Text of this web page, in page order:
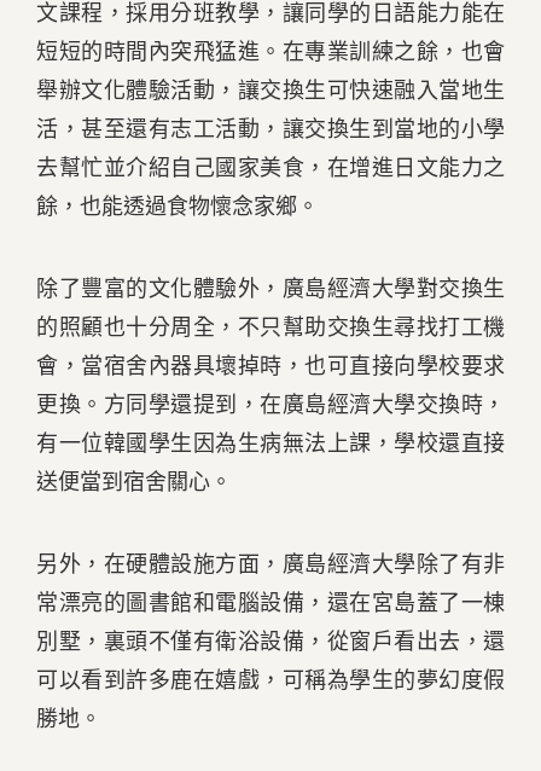
文課程，採用分班教學，讓同學的日語能力能在
短短的時間內突飛猛進。在專業訓練之餘，也會
舉辦文化體驗活動，讓交換生可快速融入當地生
活，甚至還有志工活動，讓交換生到當地的小學
去幫忙並介紹自己國家美食，在增進日文能力之
餘，也能透過食物懷念家鄉。
除了豐富的文化體驗外，廣島經濟大學對交換生
的照顧也十分周全，不只幫助交換生尋找打工機
會，當宿舍內器具壞掉時，也可直接向學校要求
更換。方同學還提到，在廣島經濟大學交換時，
有一位韓國學生因為生病無法上課，學校還直接
送便當到宿舍關心。
另外，在硬體設施方面，廣島經濟大學除了有非
常漂亮的圖書館和電腦設備，還在宮島蓋了一棟
別墅，裏頭不僅有衛浴設備，從窗戶看出去，還
可以看到許多鹿在嬉戲，可稱為學生的夢幻度假
勝地。